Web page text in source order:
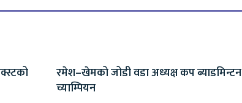
रमेश–खेमको जोडी वडा अध्यक्ष कप ब्याडमिन्टन
च्याम्पियन